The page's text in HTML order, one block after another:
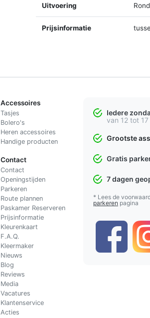
Uitvoering
Prijsinformatie
Accessoires
Tasjes
Bolero's
Heren accessoires
Handige producten
Contact
Contact
Openingstijden
Parkeren
Route plannen
Paskamer Reserveren
Prijsinformatie
Kleurenkaart
F.A.Q.
Kleermaker
Nieuws
Blog
Reviews
Media
Vacatures
Klantenservice
Acties
Iedere
van 12 tot 17
Grootste
Gratis
7 dagen
* Lees de
parkeren pagina